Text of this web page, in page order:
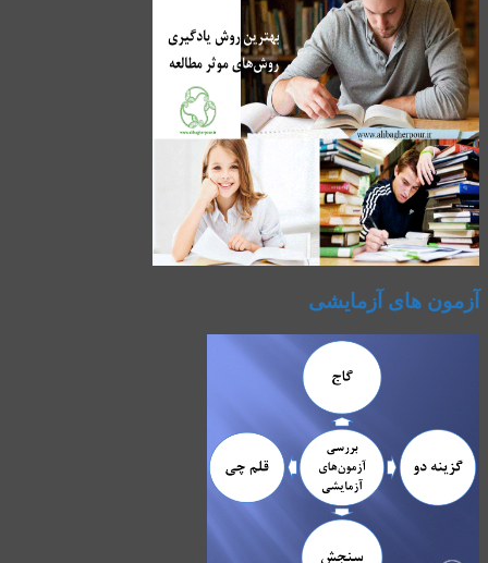
آزمون های آزمایشی